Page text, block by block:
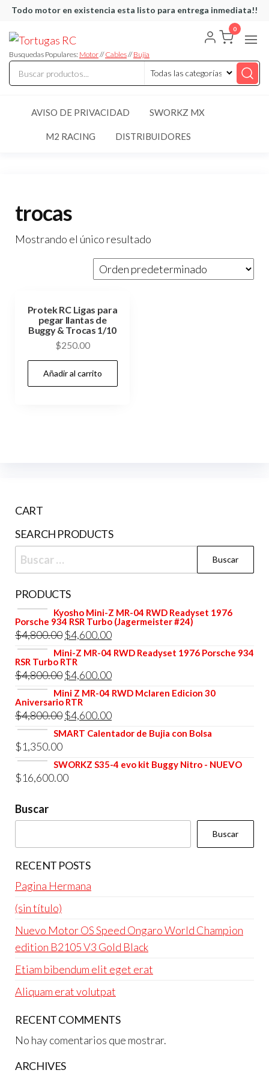
Saltar
contenido
Todo motor en existencia esta listo para entrega inmediata!!
RC
articulos
de RC
Busquedas Populares: Motor//Cables//Bujia
0
AVISO DE PRIVACIDAD SWORKZ MX
M2 RACING DISTRIBUIDORES
trocas
Mostrando el único resultado
Protek RC Ligas para
pegar llantas de
Buggy & Trocas 1/10
$250.00
Añadir al carrito
CART
SEARCH PRODUCTS
Buscar:
PRODUCTS
Kyosho Mini-Z MR-04 RWD Readyset 1976
Porsche 934 RSR Turbo (Jagermeister #24)
$4,800.00 El
precio
original
era:
$4,800.00.
$4,600.00El
precio
es:
$4,600.00.
Mini-Z MR-04 RWD Readyset 1976 Porsche 934
RSR Turbo RTR
$4,800.00 El
precio
original
era:
$4,800.00.
$4,600.00El
precio
es:
$4,600.00.
Mini Z MR-04 RWD Mclaren Edicion 30
Aniversario RTR
$4,800.00 El
precio
era:
$4,800.00.
$4,600.00El
precio
es:
SMART Calentador de Bujia con Bolsa
$1,350.00
SWORKZ S35-4 evo kit Buggy Nitro - NUEVO
$16,600.00
Buscar
Buscar
RECENT POSTS
Pagina Hermana
(sin título)
Nuevo Motor OS Speed Ongaro World Champion
edition B2105 V3 Gold Black
Etiam bibendum elit eget erat
Aliquam erat volutpat
RECENT COMMENTS
No hay comentarios que mostrar.
ARCHIVES